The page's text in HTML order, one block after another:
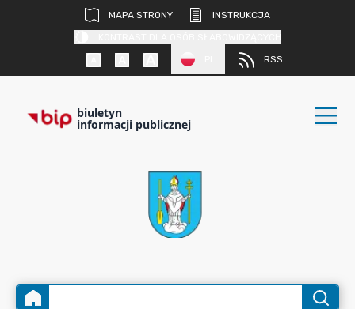
MAPA STRONY
INSTRUKCJA
RSS
biuletyn
informacji publicznej